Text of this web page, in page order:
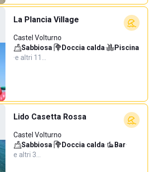
La Plancia Village
Castel Volturno
Sabbiosa· Doccia calda·
Piscina
·e altri 11…
Lido Casetta Rossa
Castel Volturno
Sabbiosa· Doccia calda· Bar·
e altri 3…